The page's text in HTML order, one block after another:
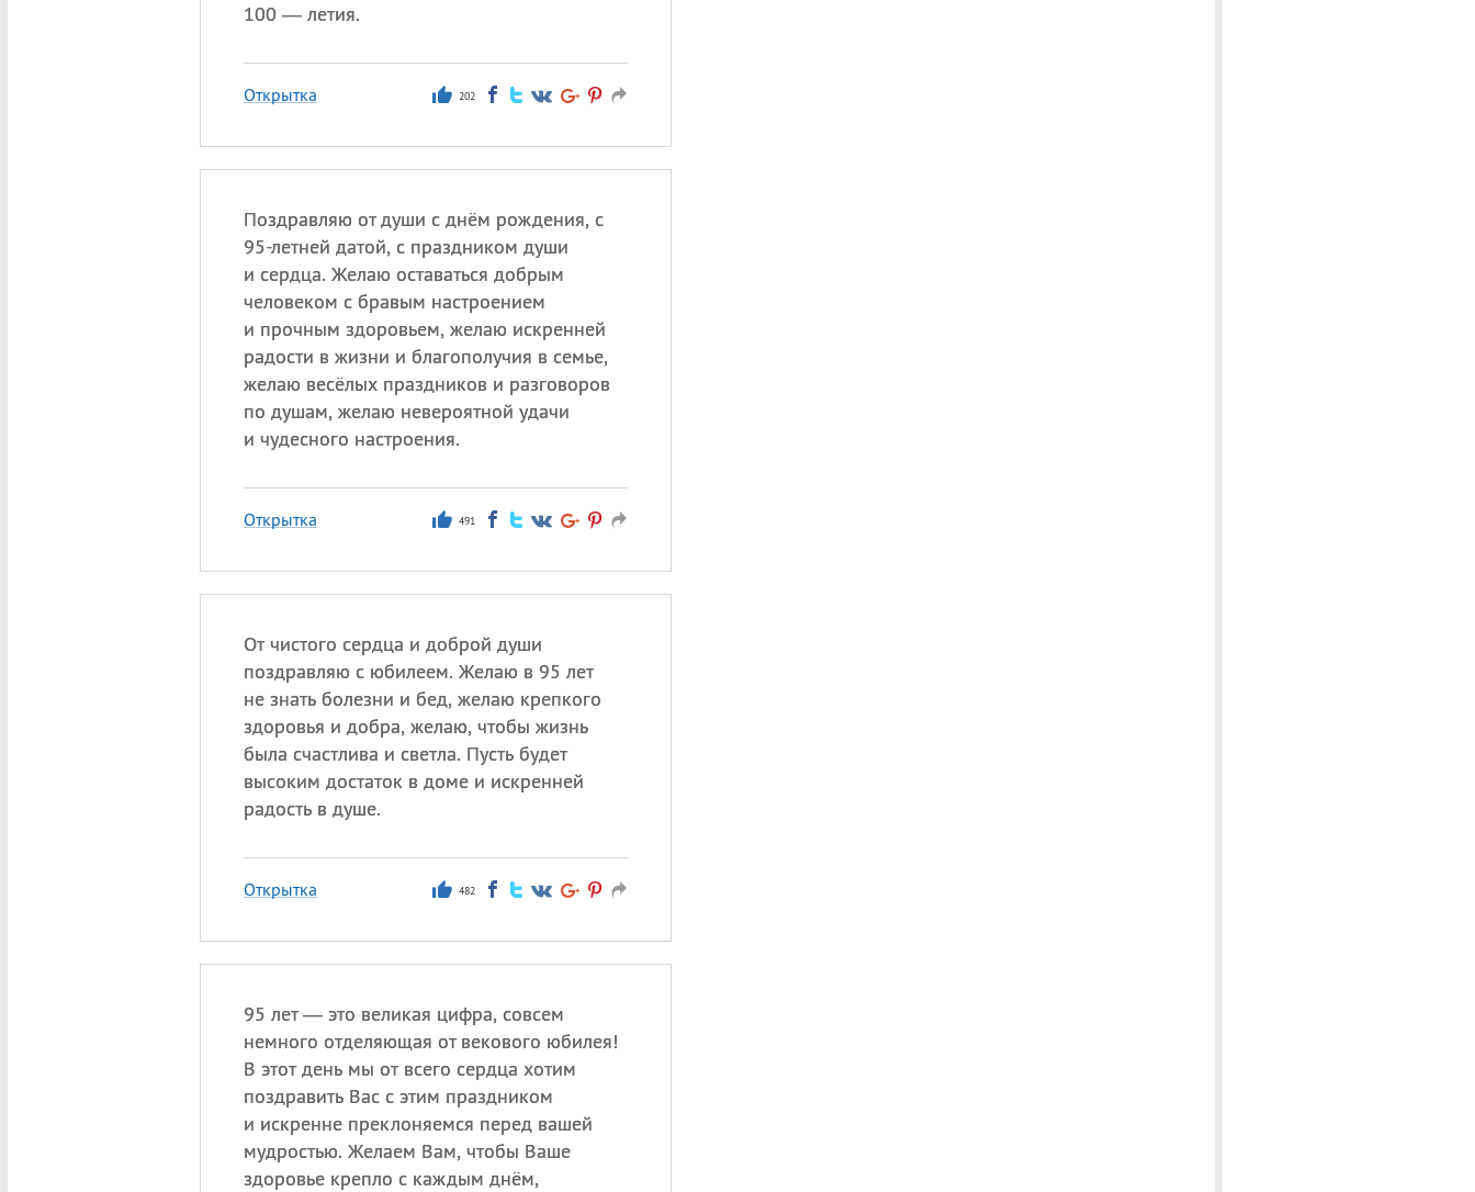
100 — летия.
Открытка 202
Поздравляю от души с днём рождения, с
95-летней датой, с праздником души
и сердца. Желаю оставаться добрым
человеком с бравым настроением
и прочным здоровьем, желаю искренней
радости в жизни и благополучия в семье,
желаю весёлых праздников и разговоров
по душам, желаю невероятной удачи
и чудесного настроения.
Открытка 491
От чистого сердца и доброй души
поздравляю с юбилеем. Желаю в 95 лет
не знать болезни и бед, желаю крепкого
здоровья и добра, желаю, чтобы жизнь
была счастлива и светла. Пусть будет
высоким достаток в доме и искренней
радость в душе.
Открытка 482
95 лет — это великая цифра, совсем
немного отделяющая от векового юбилея!
В этот день мы от всего сердца хотим
поздравить Вас с этим праздником
и искренне преклоняемся перед вашей
мудростью. Желаем Вам, чтобы Ваше
здоровье крепло с каждым днём,